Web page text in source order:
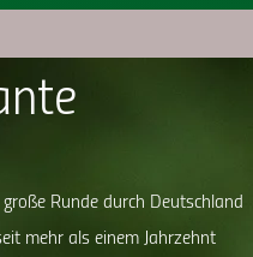
Runde durch Deutschland
mehr als einem Jahrzehnt